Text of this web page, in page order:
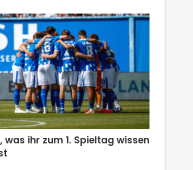
was ihr zum 1. Spieltag wissen